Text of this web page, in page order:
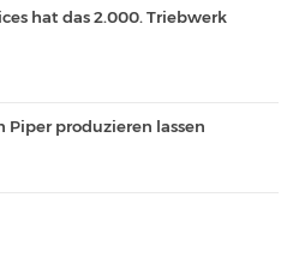
hat das 2.000. Triebwerk
Piper produzieren lassen